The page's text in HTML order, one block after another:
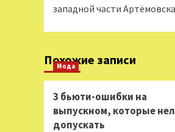
западной части Артёмовска
Похожие записи
Мода
3 бьюти-ошибки на
выпускном, которые
допускать